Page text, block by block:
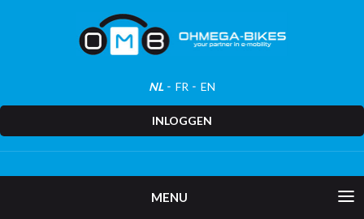
NL FR EN
INLOGGEN
MENU